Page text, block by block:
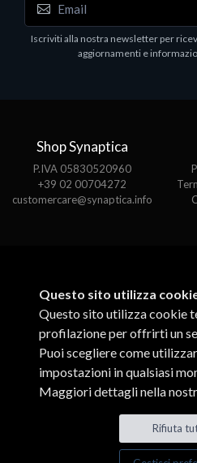
Software - Office Productivity
MS OFFICE H&S 2021 ESD
Iscriviti alla nostra newsletter per
aggiornamenti e
Shop Synaptica
P.IVA 05830520960
+39 02 00704272
customercare@synaptica.info
Questo sito utilizza
Questo sito utilizza cookie
profilazione per offrirti un
Puoi scegliere come
impostazioni in qualsiasi
Maggiori dettagli nella
Rifiuta